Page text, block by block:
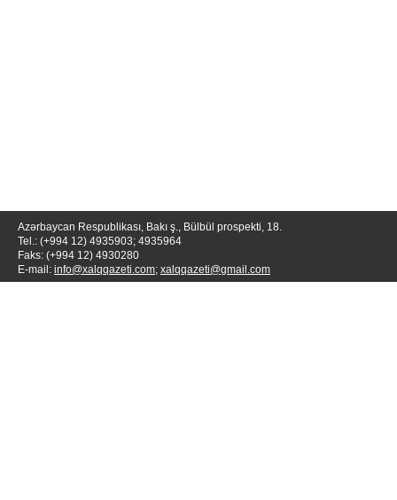
Azərbaycan Respublikası, Bakı ş., Bülbül prospekti, 18.
Tel.: (+994 12) 4935903; 4935964
Faks: (+994 12) 4930280
E-mail: info@xalqqazeti.com; xalqqazeti@gmail.com